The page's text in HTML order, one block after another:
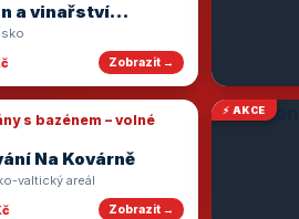
a vinařství
Zobrazit →
s bazénem – volné
Na Kovárně
valtický areál
Zobrazit →
⚡ AKCE